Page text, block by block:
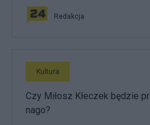
Redakcja
Kultura
Czy Miłosz Kłeczek będzie
nago?